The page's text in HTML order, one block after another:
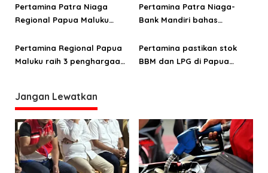
Papua Barat Daya
inovasi pangan lokal
Pertamina Patra Niaga
Regional Papua Maluku
santunan anak yatim di
Jayapura
Pertamina Patra Niaga-
Bank Mandiri bahas
di Wilayah Papua
Pertamina Regional Papua
Maluku raih 3 penghargaan
Pertamina pastikan stok
BBM dan LPG di Papua
Jangan Lewatkan